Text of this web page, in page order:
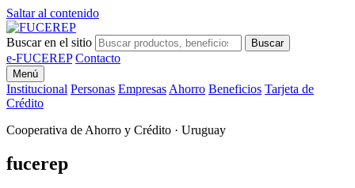
Saltar al contenido
Buscar en el sitio Buscar
e-FUCEREP Contacto
Menú
Institucional Personas Empresas Ahorro Beneficios Tarjeta de
Crédito
Cooperativa de Ahorro y Crédito · Uruguay
fucerep